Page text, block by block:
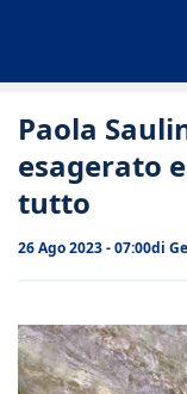
Paola
esagerato
tutto
26 Ago 2023 - 07:00di